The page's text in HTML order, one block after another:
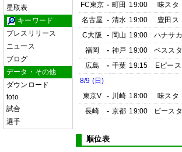
星取表
キーワード
プレスリリース
ニュース
ブログ
データ・その他
ダウンロード
toto
試合
選手
FC東京 - 町田 19:00
味スタ
名古屋 - 清水 19:00
豊田ス
C大阪
- 岡山 19:00
ハナサカ
福岡
- 神戸 19:00
ベススタ
広島
- 千葉 19:15
Eピース
8/9 (日)
東京V
- 川崎 18:00
味スタ
長崎
- 京都 19:00 ピースタ
順位表